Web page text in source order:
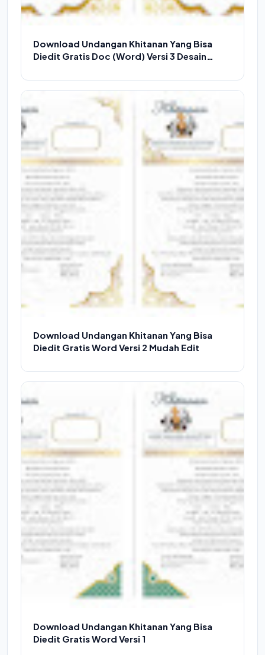
Download Undangan Khitanan Yang Bisa
Diedit Gratis Doc (Word) Versi 3 Desain
Download Undangan Khitanan Yang Bisa
Diedit Gratis Word Versi 2 Mudah Edit
Download Undangan Khitanan Yang Bisa
Diedit Gratis Word Versi 1